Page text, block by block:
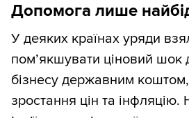
Допомога лише
У деяких країнах уряди
помʼякшувати ціновий шок
бізнесу державним
зростання цін та